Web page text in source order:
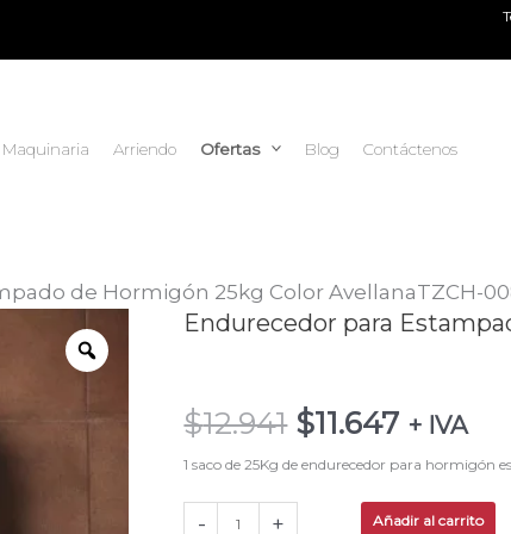
Maquinaria Arriendo Ofertas Blog Contáctenos
de Hormigón 25kg Color AvellanaTZCH-
Endurecedor para
$12.941
El
era:
$12.941.
$11.647
El
es:
$11.647.
+ IVA
1 saco de 25Kg de endurecedor para hormigón
-
Endurecedor
de
Hormigón
Color
+ Añadir al carrito